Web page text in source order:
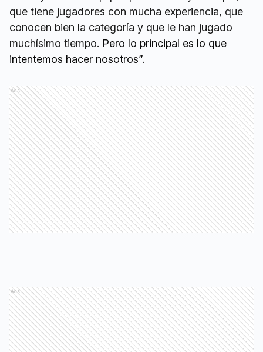
que tiene jugadores con mucha experiencia, que
conocen bien la categoría y que le han jugado
muchísimo tiempo. Pero lo principal es lo que
intentemos hacer nosotros”.
Ads
Ads